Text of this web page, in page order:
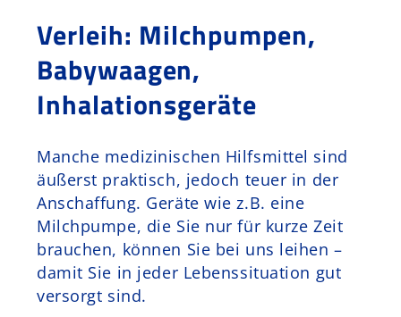
Schurr Murr
Kontakt
Verleih: Milchpumpen,
Babywaagen,
Inhalationsgeräte
Manche medizinischen Hilfsmittel sind
äußerst praktisch, jedoch teuer in der
Anschaffung. Geräte wie z.B. eine
Milchpumpe, die Sie nur für kurze Zeit
brauchen, können Sie bei uns leihen –
damit Sie in jeder Lebenssituation gut
versorgt sind.